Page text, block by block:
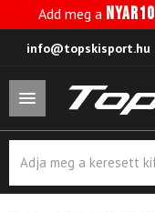
Add meg a NYAR10
info@topskisport.hu
search